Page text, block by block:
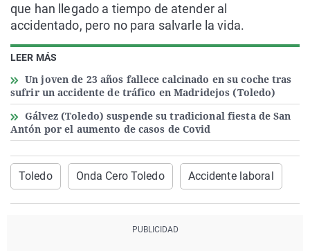
LEER MÁS
Un joven de 23 años fallece calcinado en su coche tras
sufrir un accidente de tráfico en Madridejos (Toledo)
Gálvez (Toledo) suspende su tradicional fiesta de San
Antón por el aumento de casos de Covid
que han llegado a tiempo de atender al
accidentado, pero no para salvarle la vida.
Toledo Onda Cero Toledo Accidente laboral